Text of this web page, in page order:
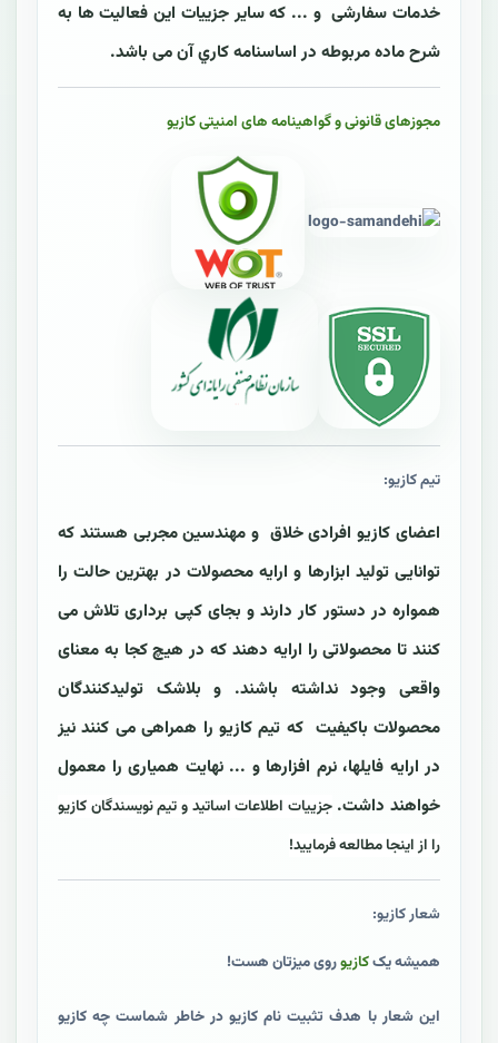
خدمات سفارشی و ... که ساير جزييات اين فعاليت ها به
شرح ماده مربوطه در اساسنامه کاري آن می باشد.
مجوزهای قانونی و گواهینامه های امنیتی کازیو
تیم کازیو:
اعضای کازیو افرادی خلاق و مهندسین مجربی هستند که
توانایی تولید ابزارها و ارایه محصولات در بهترین حالت را
همواره در دستور کار دارند و بجای کپی برداری تلاش می
کنند تا محصولاتی را ارایه دهند که در هیچ کجا به معنای
واقعی وجود نداشته باشند. و بلاشک تولیدکنندگان
محصولات باکیفیت که تیم کازیو را همراهی می کنند نیز
در ارایه فایلها، نرم افزارها و ... نهایت همیاری را معمول
خواهند داشت.جزییات اطلاعات اساتید و تیم نویسندگان کازیو
را از اینجا مطالعه فرمایید!
شعار کازیو:
همیشه یککازیوروی میزتان هست!
این شعار با هدف تثبیت نام کازیو در خاطر شماست چه کازیو